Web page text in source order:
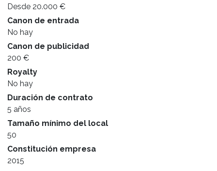
Desde 20.000 €
Canon de entrada
No hay
Canon de publicidad
200 €
Royalty
No hay
Duración de contrato
5 años
Tamaño mínimo del local
50
Constitución empresa
2015